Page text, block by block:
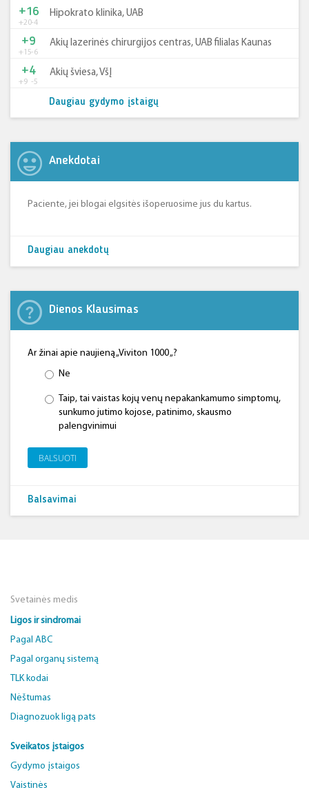
+20-4
+16 Hipokrato klinika, UAB
+15-6
+9 Akių lazerinės chirurgijos centras, UAB filialas Kaunas
+9 -5
+4 Akių šviesa, VšĮ
Daugiau gydymo įstaigų
Anekdotai
Paciente, jei blogai elgsitės išoperuosime jus du kartus.
Daugiau anekdotų
Dienos Klausimas
Ar žinai apie naujieną „Viviton 1000 „?
Ne
Taip, tai vaistas kojų venų nepakankamumo simptomų,
sunkumo jutimo kojose, patinimo, skausmo
palengvinimui
BALSUOTI
Balsavimai
Svetainės medis
Ligos ir sindromai
Pagal ABC
Pagal organų sistemą
TLK kodai
Nėštumas
Diagnozuok ligą pats
Sveikatos įstaigos
Gydymo įstaigos
Vaistinės